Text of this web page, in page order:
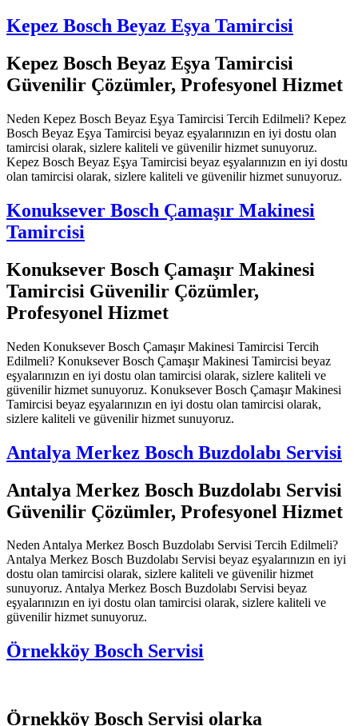
Kepez Bosch Beyaz Eşya Tamircisi
Kepez Bosch Beyaz Eşya Tamircisi
Güvenilir Çözümler, Profesyonel Hizmet
Neden Kepez Bosch Beyaz Eşya Tamircisi Tercih Edilmeli? Kepez
Bosch Beyaz Eşya Tamircisi beyaz eşyalarınızın en iyi dostu olan
tamircisi olarak, sizlere kaliteli ve güvenilir hizmet sunuyoruz.
Kepez Bosch Beyaz Eşya Tamircisi beyaz eşyalarınızın en iyi dostu
olan tamircisi olarak, sizlere kaliteli ve güvenilir hizmet sunuyoruz.
Konuksever Bosch Çamaşır Makinesi
Tamircisi
Konuksever Bosch Çamaşır Makinesi
Tamircisi Güvenilir Çözümler,
Profesyonel Hizmet
Neden Konuksever Bosch Çamaşır Makinesi Tamircisi Tercih
Edilmeli? Konuksever Bosch Çamaşır Makinesi Tamircisi beyaz
eşyalarınızın en iyi dostu olan tamircisi olarak, sizlere kaliteli ve
güvenilir hizmet sunuyoruz. Konuksever Bosch Çamaşır Makinesi
Tamircisi beyaz eşyalarınızın en iyi dostu olan tamircisi olarak,
sizlere kaliteli ve güvenilir hizmet sunuyoruz.
Antalya Merkez Bosch Buzdolabı Servisi
Antalya Merkez Bosch Buzdolabı Servisi
Güvenilir Çözümler, Profesyonel Hizmet
Neden Antalya Merkez Bosch Buzdolabı Servisi Tercih Edilmeli?
Antalya Merkez Bosch Buzdolabı Servisi beyaz eşyalarınızın en iyi
dostu olan tamircisi olarak, sizlere kaliteli ve güvenilir hizmet
sunuyoruz. Antalya Merkez Bosch Buzdolabı Servisi beyaz
eşyalarınızın en iyi dostu olan tamircisi olarak, sizlere kaliteli ve
güvenilir hizmet sunuyoruz.
Örnekköy Bosch Servisi
Örnekköy Bosch Servisi olarka